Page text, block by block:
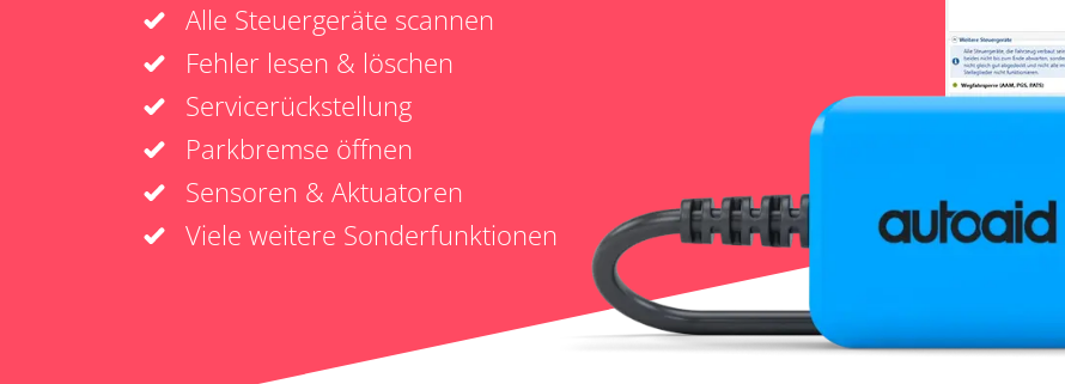
Alle Steuergeräte scannen
Fehler lesen & löschen
Servicerückstellung
Parkbremse öffnen
Sensoren & Aktuatoren
Viele weitere Sonderfunktionen